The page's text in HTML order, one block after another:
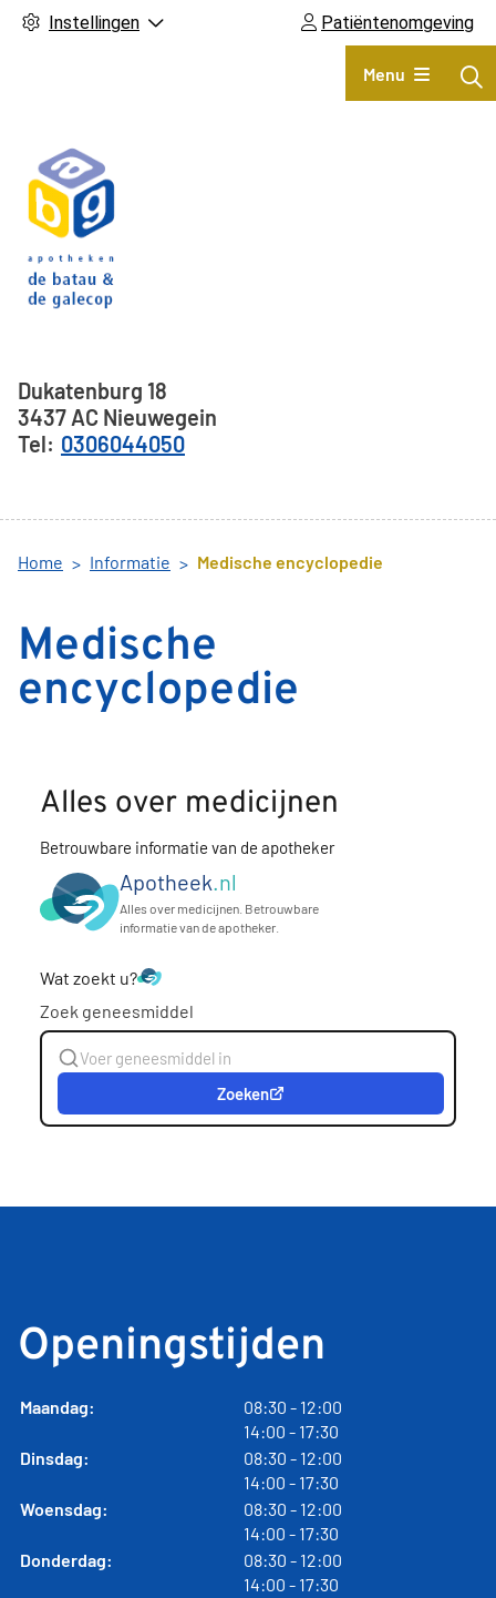
Instellingen Patiëntenomgeving
Hoofdmenu
Menu
Adresgegevens
Dukatenburg 18
3437 AC Nieuwegein
0306044050
Home Informatie Medische encyclopedie
Medische
encyclopedie
Alles over medicijnen
Betrouwbare informatie van de apotheker
Apotheek.nl
Alles over medicijnen. Betrouwbare
informatie van de apotheker.
Wat zoekt u?
Zoek geneesmiddel
Zoeken
Openingstijden
Maandag: 08:30 tot
- 12:00
14:00 tot
- 17:30
Dinsdag:
08:30 tot
- 12:00
14:00 tot
- 17:30
Woensdag:
08:30 tot
- 12:00
14:00 tot
- 17:30
Donderdag:
08:30 tot
- 12:00
14:00 tot
- 17:30